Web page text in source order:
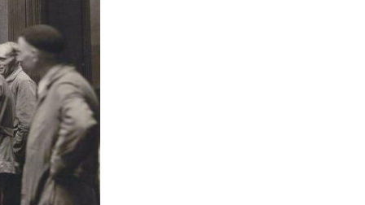
aan derden om:
te realiseren;
in een specifiek